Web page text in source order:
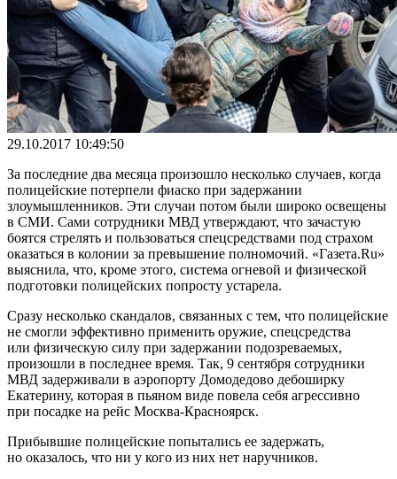
29.10.2017 10:49:50
За последние два месяца произошло несколько случаев, когда
полицейские потерпели фиаско при задержании
злоумышленников. Эти случаи потом были широко освещены
в СМИ. Сами сотрудники МВД утверждают, что зачастую
боятся стрелять и пользоваться спецсредствами под страхом
оказаться в колонии за превышение полномочий. «Газета.Ru»
выяснила, что, кроме этого, система огневой и физической
подготовки полицейских попросту устарела.
Сразу несколько скандалов, связанных с тем, что полицейские
не смогли эффективно применить оружие, спецсредства
или физическую силу при задержании подозреваемых,
произошли в последнее время. Так, 9 сентября сотрудники
МВД задерживали в аэропорту Домодедово дебоширку
Екатерину, которая в пьяном виде повела себя агрессивно
при посадке на рейс Москва-Красноярск.
Прибывшие полицейские попытались ее задержать,
но оказалось, что ни у кого из них нет наручников.